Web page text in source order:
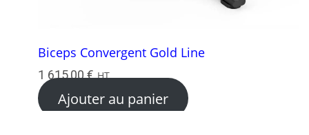
Biceps Convergent Gold Line
1 615,00€ HT
Ajouter au panier